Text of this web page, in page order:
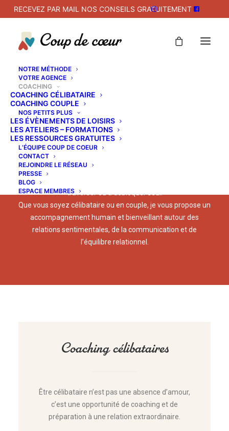
RECEVEZ PAR MAIL NOS CONSEILS GRATUITEMENT
NOTRE MÉTHODE
VOTRE AGENCE
COACHING
COACHING CÉLIBATAIRE
COACHING COUPLE
NOS PETITS PLUS
LES ÉVÈNEMENTS DE LOISIRS
LES ATELIERS – FORMATIONS
LES RESSOURCES GRATUITES
L’ÉQUIPE COUP DE COEUR
CONTACT
REJOINDRE LE RÉSEAU
PRESSE
BLOG
ESPACE MEMBRES
Parce qu’aimer n’est pas
toujours simple…
Parfois, malgré l’envie de bien faire, certaines situations
relationnelles deviennent diﬃciles à comprendre, à
traverser ou à débloquer seul.
Que vous soyez célibataire ou en couple, je vous propose un
accompagnement humain et bienveillant autour des
relations sentimentales, de la communication et de
l’équilibre relationnel.
Coaching célibataires
Être célibataire n’est pas une absence d’amour,
c’est une opportunité de coaching et de
préparation à une relation extraordinaire.